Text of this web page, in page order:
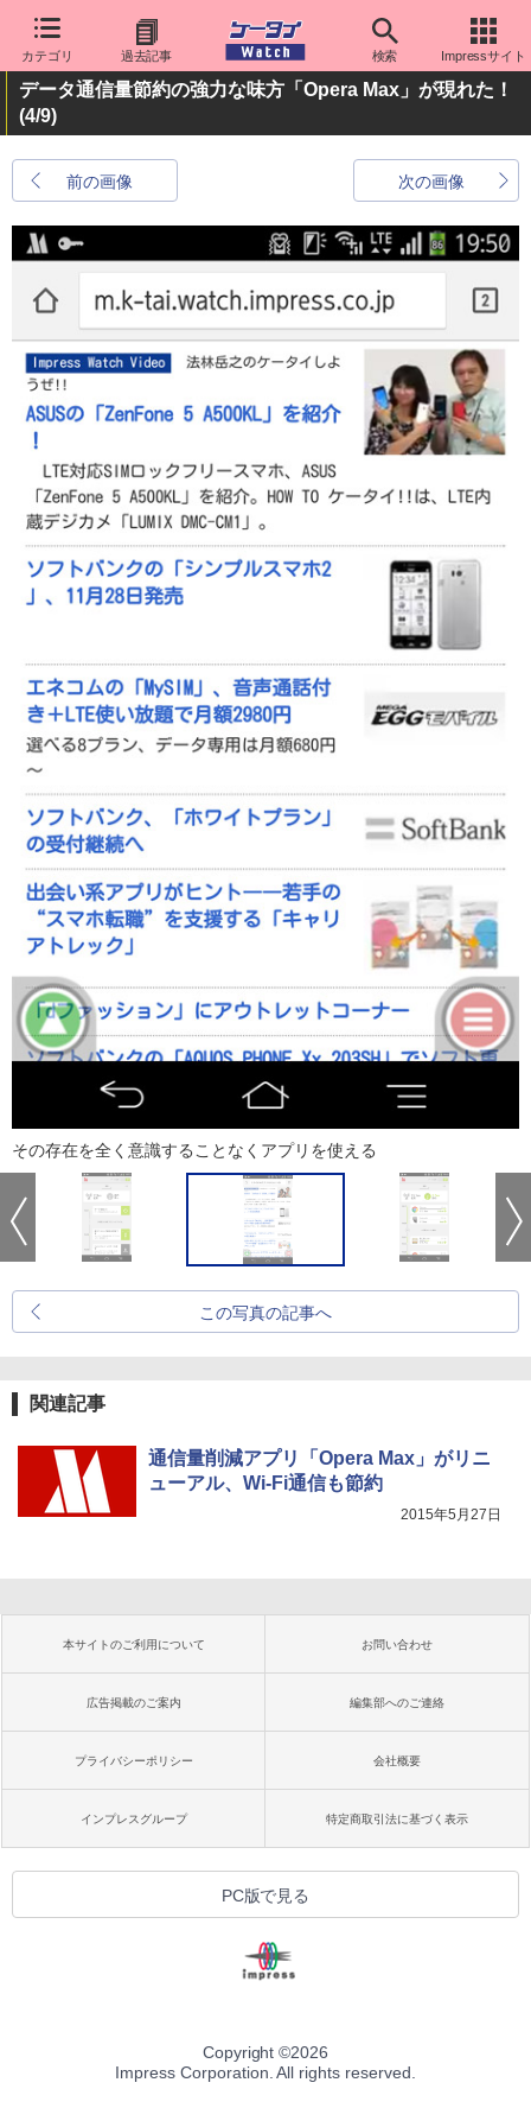
カテゴリ 過去記事 検索 Impressサイト
データ通信量節約の強力な味方「Opera Max」が現れた！
(4/9)
前の画像 次の画像
その存在を全く意識することなくアプリを使える
この写真の記事へ
関連記事
通信量削減アプリ「Opera Max」がリニ
ューアル、Wi-Fi通信も節約
2015年5月27日
本サイトのご利用について お問い合わせ
広告掲載のご案内 編集部へのご連絡
プライバシーポリシー 会社概要
インプレスグループ 特定商取引法に基づく表示
PC版で見る
Copyright ©2026
Impress Corporation. All rights reserved.